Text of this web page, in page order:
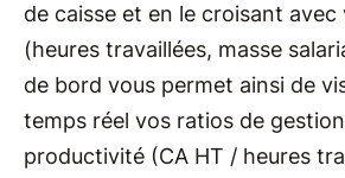
de caisse et en le croisant avec
(heures travaillées, masse
de bord vous permet ainsi de
temps réel vos ratios de
productivité (CA HT / heures